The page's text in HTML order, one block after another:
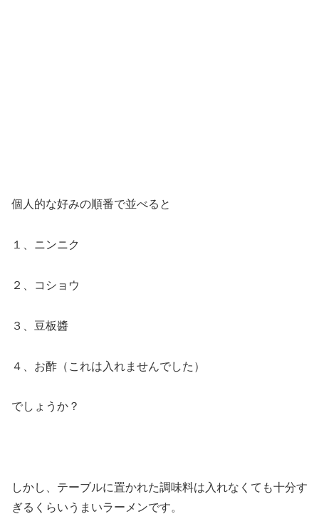
個人的な好みの順番で並べると
１、ニンニク
２、コショウ
３、豆板醬
４、お酢（これは入れませんでした）
でしょうか？
しかし、テーブルに置かれた調味料は入れなくても十分す
ぎるくらいうまいラーメンです。